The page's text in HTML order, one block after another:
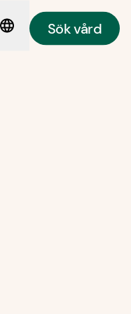
Sök vård